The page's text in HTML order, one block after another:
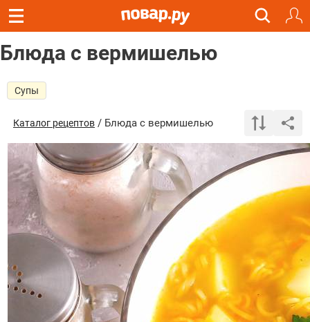
Блюда с вермишелью
Супы
Каталог рецептов / Блюда с вермишелью